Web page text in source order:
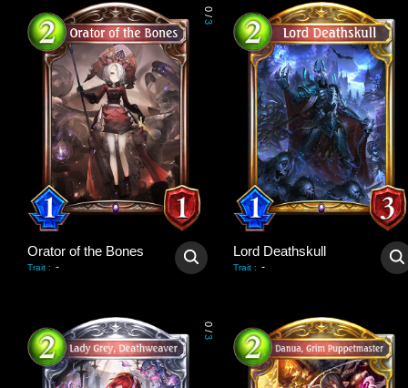
0
/
3
Orator of the Bones
Trait : -
Lord Deathskull
Trait : -
0
/
3